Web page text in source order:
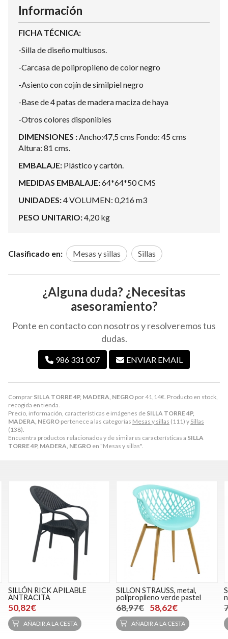
Comprar SILLA TORRE 4P, MADERA, NEGRO por41,14€ . Producto en stock,
recogida en tienda.
Precio, información, características e imágenes de SILLA TORRE 4P,
MADERA, NEGRO pertenece a las categorías Mesas y sillas (111) y Sillas
(138).
Encuentra productos relacionados y de similares características a SILLA
TORRE 4P, MADERA, NEGRO en "Mesas y sillas".
Información
FICHA TÉCNICA:
-Silla de diseño multiusos.
-Carcasa de polipropileno de color negro
-Asiento con cojín de similpiel negro
-Base de 4 patas de madera maciza de haya
-Otros colores disponibles
DIMENSIONES : Ancho:47,5 cms Fondo: 45 cms
Altura: 81 cms.
EMBALAJE: Plástico y cartón.
MEDIDAS EMBALAJE:64*64*50 CMS
UNIDADES:4 VOLUMEN: 0,216 m3
PESO UNITARIO:4,20 kg
Clasificado en: Mesas y sillas Sillas
¿Alguna duda? ¿Necesitas
asesoramiento?
Ponte en contacto con nosotros y resolveremos tus
dudas.
986 331 007 ENVIAR EMAIL
SILLÓN RICK APILABLE
ANTRACITA
50,82€
AÑADIR A LA CESTA
SILLON STRAUSS, metal,
polipropileno verde pastel
68,97€ 58,62€
AÑADIR A LA CESTA